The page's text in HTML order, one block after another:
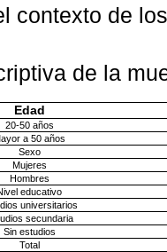
contexto de
de la
Edad
20-50 años
a 50 años
Sexo
Mujeres
Hombres
educativo
universitarios
secundaria
Sin estudios
Total